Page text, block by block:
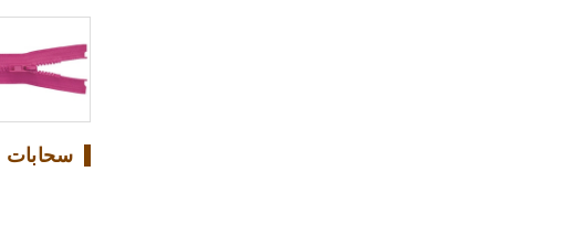
سحابات